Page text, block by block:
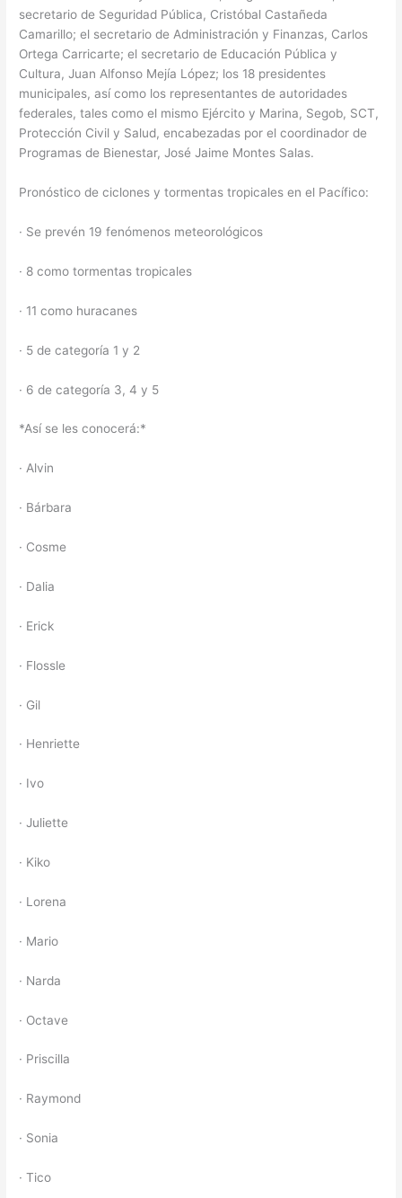
secretario de Seguridad Pública, Cristóbal Castañeda
Camarillo; el secretario de Administración y Finanzas, Carlos
Ortega Carricarte; el secretario de Educación Pública y
Cultura, Juan Alfonso Mejía López; los 18 presidentes
municipales, así como los representantes de autoridades
federales, tales como el mismo Ejército y Marina, Segob, SCT,
Protección Civil y Salud, encabezadas por el coordinador de
Programas de Bienestar, José Jaime Montes Salas.
Pronóstico de ciclones y tormentas tropicales en el Pacífico:
· Se prevén 19 fenómenos meteorológicos
· 8 como tormentas tropicales
· 11 como huracanes
· 5 de categoría 1 y 2
· 6 de categoría 3, 4 y 5
*Así se les conocerá:*
· Alvin
· Bárbara
· Cosme
· Dalia
· Erick
· Flossle
· Gil
· Henriette
· Ivo
· Juliette
· Kiko
· Lorena
· Mario
· Narda
· Octave
· Priscilla
· Raymond
· Sonia
· Tico